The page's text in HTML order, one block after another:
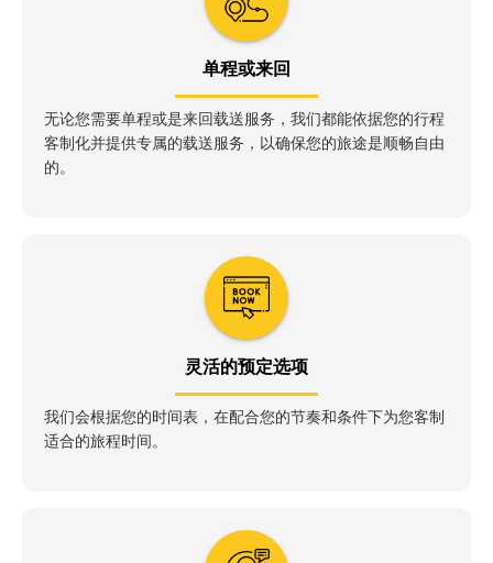
单程或来回
无论您需要单程或是来回载送服务，我们都能依据您的行程
客制化并提供专属的载送服务，以确保您的旅途是顺畅自由
的。
灵活的预定选项
我们会根据您的时间表，在配合您的节奏和条件下为您客制
适合的旅程时间。